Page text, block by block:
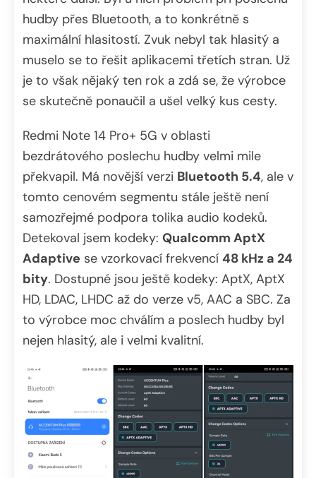
hudby přes Bluetooth, a to konkrétně s
maximální hlasitostí. Zvuk nebyl tak hlasitý a
muselo se to řešit aplikacemi třetích stran. Už
je to však nějaký ten rok a zdá se, že výrobce
se skutečně ponaučil a ušel velký kus cesty.
Redmi Note 14 Pro+ 5G v oblasti
bezdrátového poslechu hudby velmi mile
překvapil. Má novější verzi Bluetooth 5.4, ale v
tomto cenovém segmentu stále ještě není
samozřejmé podpora tolika audio kodeků.
Detekoval jsem kodeky: Qualcomm AptX
Adaptive se vzorkovací frekvencí 48 kHz a 24
bity. Dostupné jsou ještě kodeky: AptX, AptX
HD, LDAC, LHDC až do verze v5, AAC a SBC. Za
to výrobce moc chválím a poslech hudby byl
nejen hlasitý, ale i velmi kvalitní.